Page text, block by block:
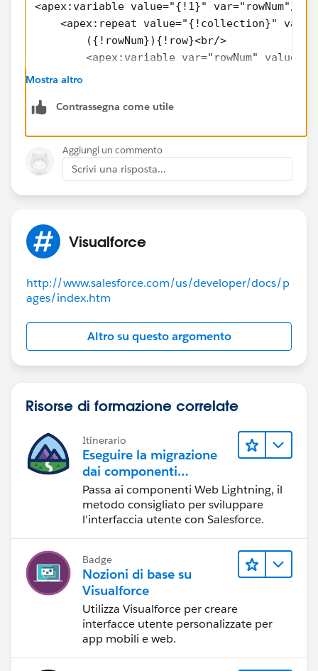
<apex:variable value="{!1}" var="rowNum"/>
<apex:repeat value="{!collection}"
        ({!rowNum}){!row}<br/>
<apex:variable var="rowNum"
    </apex:repeat>
https://developer.salesforce.com/docs/atlas.en-
Mostra altro
Contrassegna come utile
Aggiungi un commento
Scrivi una risposta...
Visualforce
http://www.salesforce.com/us/developer/docs/p
ages/index.htm
Altro su questo argomento
Risorse di formazione correlate
Itinerario
Eseguire la migrazione
dai componenti
Visualforce ai
componenti Web
Lightning
Passa ai componenti Web Lightning, il
metodo consigliato per sviluppare
l'interfaccia utente con Salesforce.
Badge
Nozioni di base su
Visualforce
Utilizza Visualforce per creare
interfacce utente personalizzate per
app mobili e web.